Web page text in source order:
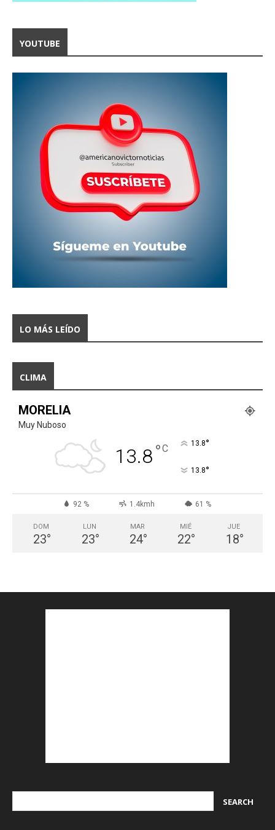
YOUTUBE
LO MÁS LEÍDO
CLIMA
MORELIA
Muy Nuboso
13.8°C 13.8°
13.8°
92 % 1.4kmh 61 %
DOM
23°
LUN
23°
MAR
24°
MIÉ
22°
JUE
18°